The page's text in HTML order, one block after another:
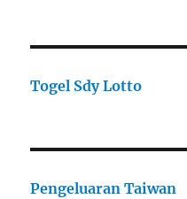
Togel Sdy Lotto
Pengeluaran Taiwan